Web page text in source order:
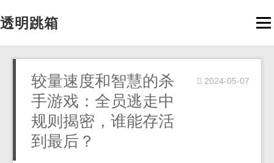
透明跳箱
较量速度和智慧的杀
手游戏：全员逃走中
规则揭密，谁能存活
到最后？
2024-05-07